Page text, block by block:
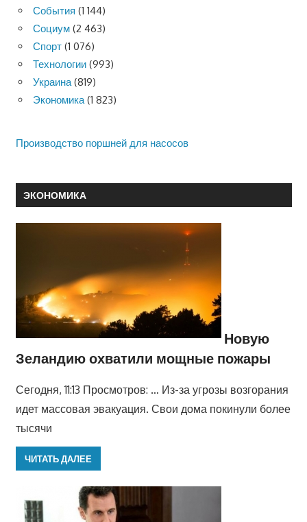
События (1 144)
Социум (2 463)
Спорт (1 076)
Технологии (993)
Украина (819)
Экономика (1 823)
Производство поршней для насосов
ЭКОНОМИКА
Новую
Зеландию охватили мощные пожары
Сегодня, 11:13 Просмотров: … Из-за угрозы возгорания
идет массовая эвакуация. Свои дома покинули более
тысячи
ЧИТАТЬ ДАЛЕЕ